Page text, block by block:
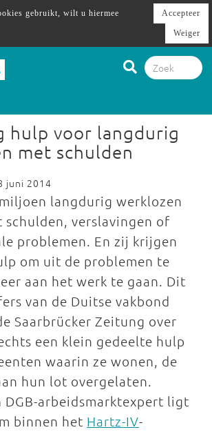
hulp voor langdurig
met schulden
juni 2014
langdurig werklozen
schulden, verslavingen of
problemen. En zij krijgen
om uit de problemen te
aan het werk te gaan. Dit
van de Duitse vakbond
Saarbrücker Zeitung over
een klein gedeelte hulp
waarin ze wonen, de
hun lot overgelaten.
DGB-arbeidsmarktexpert ligt
binnen het Hartz-IV-
gebruikt, wilt u hiermee
Accepteer
Weiger